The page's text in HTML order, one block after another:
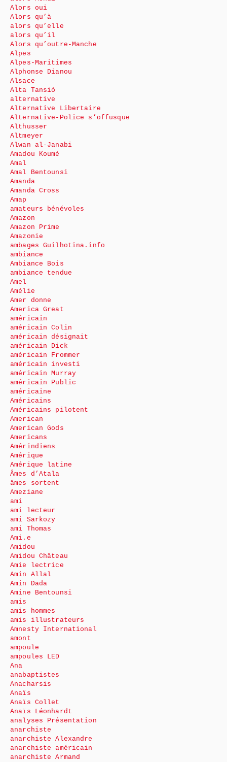
Alors oui
Alors qu’à
alors qu’elle
alors qu’il
Alors qu’outre-Manche
Alpes
Alpes-Maritimes
Alphonse Dianou
Alsace
Alta Tansió
alternative
Alternative Libertaire
Alternative-Police s’offusque
Althusser
Altmeyer
Alwan al-Janabi
Amadou Koumé
Amal
Amal Bentounsi
Amanda
Amanda Cross
Amap
amateurs bénévoles
Amazon
Amazon Prime
Amazonie
ambages Guilhotina.info
ambiance
Ambiance Bois
ambiance tendue
Amel
Amélie
Amer donne
America Great
américain
américain Colin
américain désignait
américain Dick
américain Frommer
américain investi
américain Murray
américain Public
américaine
Américains
Américains pilotent
American
American Gods
Americans
Amérindiens
Amérique
Amérique latine
Âmes d’Atala
âmes sortent
Ameziane
ami
ami lecteur
ami Sarkozy
ami Thomas
Ami.e
Amidou
Amidou Château
Amie lectrice
Amin Allal
Amin Dada
Amine Bentounsi
amis
amis hommes
amis illustrateurs
Amnesty International
amont
ampoule
ampoules LED
Ana
anabaptistes
Anacharsis
Anaïs
Anaïs Collet
Anaïs Léonhardt
analyses Présentation
anarchiste
anarchiste Alexandre
anarchiste américain
anarchiste Armand